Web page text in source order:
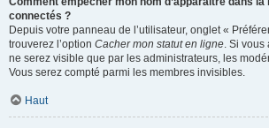
connectés ?
Depuis votre panneau de l’utilisateur, onglet «
trouverez l’option Cacher mon statut en ligne . Si
ne serez visible que par les administrateurs, les
Vous serez compté parmi les membres invisibles.
Haut